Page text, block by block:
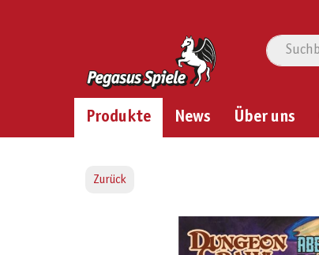
Produkte News Über uns
Zurück
Bildergalerie überspringen